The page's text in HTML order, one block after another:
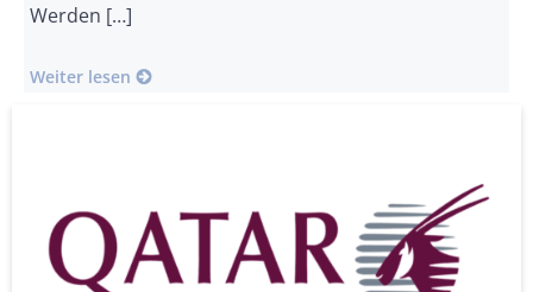
Werden […]
Weiter lesen